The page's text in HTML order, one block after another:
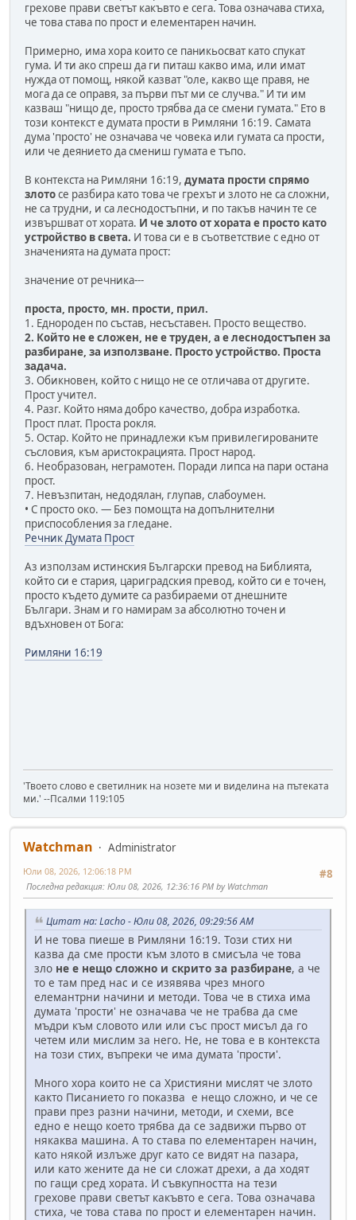
грехове прави светът какъвто е сега. Това означава стиха,
че това става по прост и елементарен начин.
Примерно, има хора които се паникьосват като спукат
гума. И ти ако спреш да ги питаш какво има, или имат
нужда от помощ, някой казват "оле, какво ще правя, не
мога да се оправя, за първи път ми се случва." И ти им
казваш "нищо де, просто трябва да се смени гумата." Ето в
този контекст е думата прости в Римляни 16:19. Самата
дума 'просто' не означава че човека или гумата са прости,
или че деянието да смениш гумата е тъпо.
В контекста на Римляни 16:19, думата прости спрямо
злотосе разбира като това че грехът и злото не са сложни,
не са трудни, и са леснодостъпни, и по такъв начин те се
извършват от хората. И че злото от хората е просто като
устройство в света. И това си е в съответствие с едно от
значенията на думата прост:
значение от речника---
проста, просто, мн. прости, прил.
1. Еднороден по състав, несъставен. Просто вещество.
2. Който не е сложен, не е труден, а е леснодостъпен за
разбиране, за използване. Просто устройство. Проста
задача.
3. Обикновен, който с нищо не се отличава от другите.
Прост учител.
4. Разг. Който няма добро качество, добра изработка.
Прост плат. Проста рокля.
5. Остар. Който не принадлежи към привилегированите
съсловия, към аристокрацията. Прост народ.
6. Необразован, неграмотен. Поради липса на пари остана
прост.
7. Невъзпитан, недодялан, глупав, слабоумен.
• С просто око. — Без помощта на допълнителни
приспособления за гледане.
Речник Думата Прост
Аз използам истинския Български превод на Библията,
който си е стария, цариградския превод, който си е точен,
просто където думите са разбираеми от днешните
Българи. Знам и го намирам за абсолютно точен и
вдъхновен от Бога:
Римляни 16:19
'Твоето слово е светилник на нозете ми и виделина на пътеката
ми.' --Псалми 119:105
Watchman
Administrator
#8
Юли 08, 2026, 12:06:18 PM
Последна редакция: Юли 08, 2026, 12:36:16 PM by Watchman
Цитат на: Lacho - Юли 08, 2026, 09:29:56 AM
И не това пиеше в Римляни 16:19. Този стих ни
казва да сме прости към злото в смисъла че това
зло не е нещо сложно и скрито за разбиране, а че
то е там пред нас и се изявява чрез много
елемантрни начини и методи. Това че в стиха има
думата 'прости' не означава че не трабва да сме
мъдри към словото или или със прост мисъл да го
четем или мислим за него. Не, не това е в контекста
на този стих, въпреки че има думата 'прости'.
Много хора които не са Християни мислят че злото
както Писанието го показва е нещо сложно, и че се
прави през разни начини, методи, и схеми, все
едно е нещо което трябва да се задвижи първо от
някаква машина. А то става по елементарен начин,
като някой излъже друг като се видят на пазара,
или като жените да не си сложат дрехи, а да ходят
по гащи сред хората. И съвкупността на тези
грехове прави светът какъвто е сега. Това означава
стиха, че това става по прост и елементарен начин.